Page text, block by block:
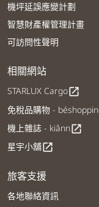
機坪延誤應變計劃
智慧財產權管理計畫
可訪問性聲明
相關網站
STARLUX Cargoopen_in_new
免稅品購物 -
機上雜誌 - kiânnopen_in_new
星宇小舖open_in_new
旅客支援
各地聯絡資訊